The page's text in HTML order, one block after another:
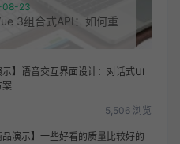
08-23
3组合式API：如何重
示】语音交互界面设计：对话式UI
5,506 浏览
品演示】一些好看的质量比较好的